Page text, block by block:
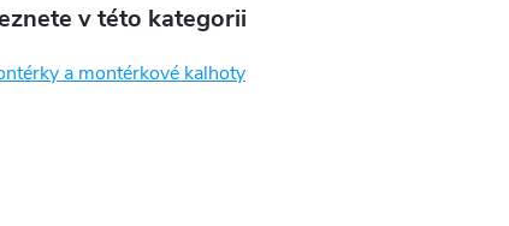
v této kategorii
a montérkové kalhoty